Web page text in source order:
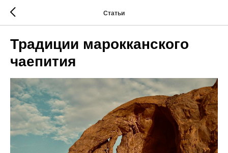
Статьи
Традиции марокканского
чаепития